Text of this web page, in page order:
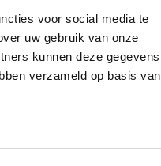
voor social media te
uw gebruik van onze
kunnen deze gegevens
verzameld op basis van